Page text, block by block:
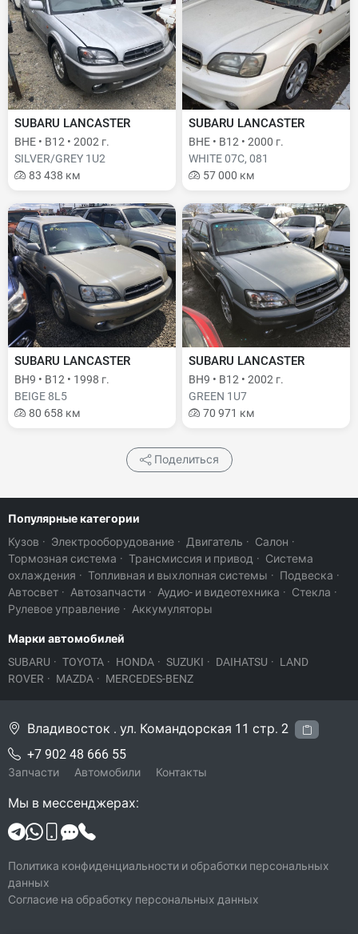
SUBARU LANCASTER
BHE • B12 • 2002 г.
SILVER/GREY 1U2
83 438 км
SUBARU LANCASTER
BHE • B12 • 2000 г.
WHITE 07C, 081
57 000 км
SUBARU LANCASTER
BH9 • B12 • 1998 г.
BEIGE 8L5
80 658 км
SUBARU LANCASTER
BH9 • B12 • 2002 г.
GREEN 1U7
70 971 км
Поделиться
Популярные категории
Кузов · Электрооборудование · Двигатель · Салон ·
Тормозная система · Трансмиссия и привод · Система
охлаждения · Топливная и выхлопная системы · Подвеска ·
Автосвет · Автозапчасти · Аудио- и видеотехника · Стекла ·
Рулевое управление · Аккумуляторы
Марки автомобилей
SUBARU · TOYOTA · HONDA · SUZUKI · DAIHATSU · LAND
ROVER · MAZDA · MERCEDES-BENZ
Владивосток . ул. Командорская 11 стр. 2
+7 902 48 666 55
Запчасти Автомобили Контакты
Мы в мессенджерах:
Политика конфиденциальности и обработки персональных
данных
Согласие на обработку персональных данных